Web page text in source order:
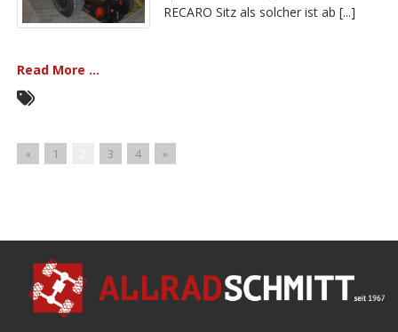
RECARO Sitz als solcher ist ab [...]
Read More ...
« 1 3 4 »